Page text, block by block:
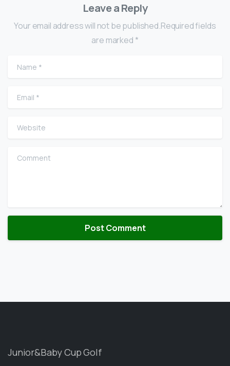
Leave a Reply
Your email address will not be published.Required fields
are marked *
Name
Email
Website
Comment
Junior&Baby Cup Golf